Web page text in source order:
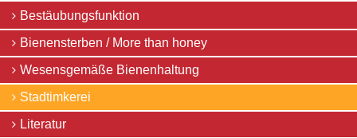
Navigation
überspringen
Bestäubungsfunktion
Bienensterben / More than honey
Wesensgemäße Bienenhaltung
Stadtimkerei
Literatur